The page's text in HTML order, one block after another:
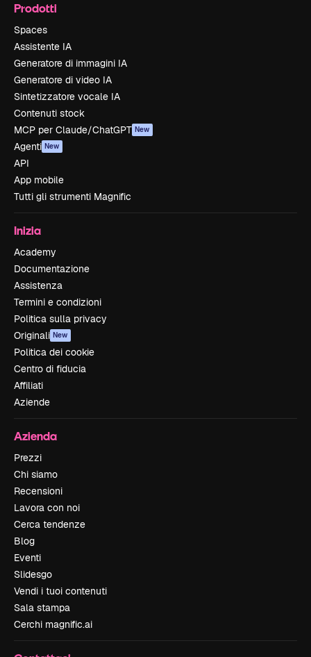
Prodotti
Spaces
Assistente IA
Generatore di immagini IA
Generatore di video IA
Sintetizzatore vocale IA
Contenuti stock
MCP per Claude/ChatGPT New
Agenti New
API
App mobile
Tutti gli strumenti Magnific
Inizia
Academy
Documentazione
Assistenza
Termini e condizioni
Politica sulla privacy
Originali New
Politica dei cookie
Centro di fiducia
Affiliati
Aziende
Azienda
Prezzi
Chi siamo
Recensioni
Lavora con noi
Cerca tendenze
Blog
Eventi
Slidesgo
Vendi i tuoi contenuti
Sala stampa
Cerchi magnific.ai